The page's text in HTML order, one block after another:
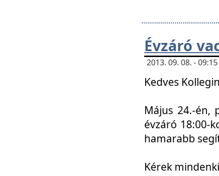
Évzáró
2013. 09. 08. -
Kedves
Május 24.-én,
évzáró 18:00-
hamarabb
Kérek